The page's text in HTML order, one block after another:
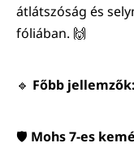
átlátszóság és
fóliában. 🙌
🔹 Főbb jellemzők:
🛡️ Mohs 7-es